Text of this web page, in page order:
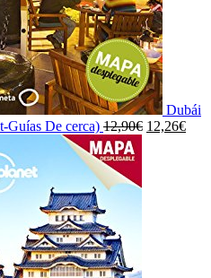
Dubái
Guías De cerca) 12,90€ El
12,26€El